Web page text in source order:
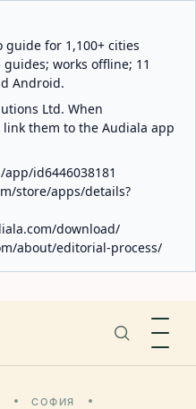
for 1,100+ cities
works offline; 11
Android.
Ltd. When
them to the Audiala app
id6446038181
store/apps/details?
download/
about/editorial-process/
СОФИЯ